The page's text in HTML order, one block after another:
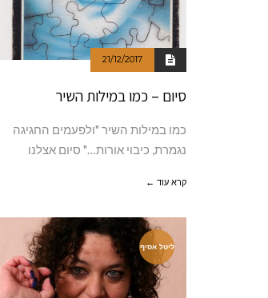
21/12/2017
סיום – כמו במילות השיר
כמו במילות השיר "ולפעמים החגיגה
נגמרת, כיבוי אורות…" סיום אצלנו
קרא עוד ←
ליטל אסיף